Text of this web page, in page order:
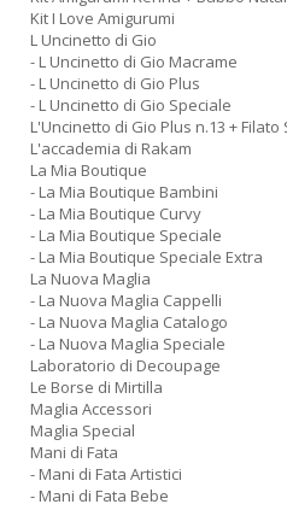
Kit I Love Amigurumi
L Uncinetto di Gio
- L Uncinetto di Gio Macrame
- L Uncinetto di Gio Plus
- L Uncinetto di Gio Speciale
L'Uncinetto di Gio Plus n.13 + Filato
L'accademia di Rakam
La Mia Boutique
- La Mia Boutique Bambini
- La Mia Boutique Curvy
- La Mia Boutique Speciale
- La Mia Boutique Speciale Extra
La Nuova Maglia
- La Nuova Maglia Cappelli
- La Nuova Maglia Catalogo
- La Nuova Maglia Speciale
Laboratorio di Decoupage
Le Borse di Mirtilla
Maglia Accessori
Maglia Special
Mani di Fata
- Mani di Fata Artistici
- Mani di Fata Bebe